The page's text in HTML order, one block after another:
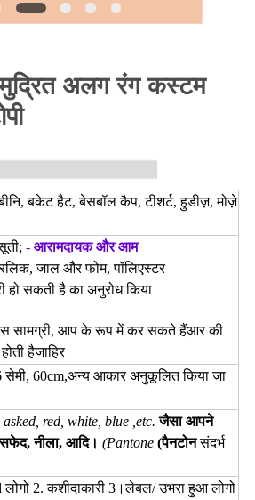
मुद्रित अलग रंग कस्टम
बकेट हैट, बेसबॉल कैप, टीशर्ट, हुडीज़, मोज़े
- आरामदायक और आम
जाल और फोम, पॉलिएस्टर
हो सकती हैका अनुरोध किया
सामग्री, आप के रूप में कर सकते हैंआरकी
हैजाहिर
सेमी, 60cm,अन्य आकार अनुकूलित किया जा
red, white, blue ,etc. जैसा आपने
नीला, आदि। (Pantone (पैनटोन संदर्भ
लोगो 2. कशीदाकारी 3।लेबल/ उभरा हुआ लोगो